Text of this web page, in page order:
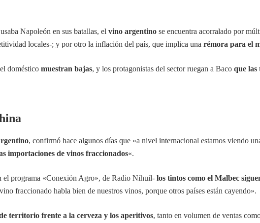
Napoleón en sus batallas, el vino argentino se encuentra acorralado por
locales-; y por otro la inflación del país, que implica una rémora para el
doméstico muestran bajas, y los protagonistas del sector ruegan a Baco que las
, confirmó hace algunos días que «a nivel internacional estamos viendo
importaciones de vinos fraccionados«.
el programa «Conexión Agro», de Radio Nihuil- los tintos como el Malbec
fraccionado habla bien de nuestros vinos, porque otros países están cayendo».
territorio frente a la cerveza y los aperitivos, tanto en volumen de ventas